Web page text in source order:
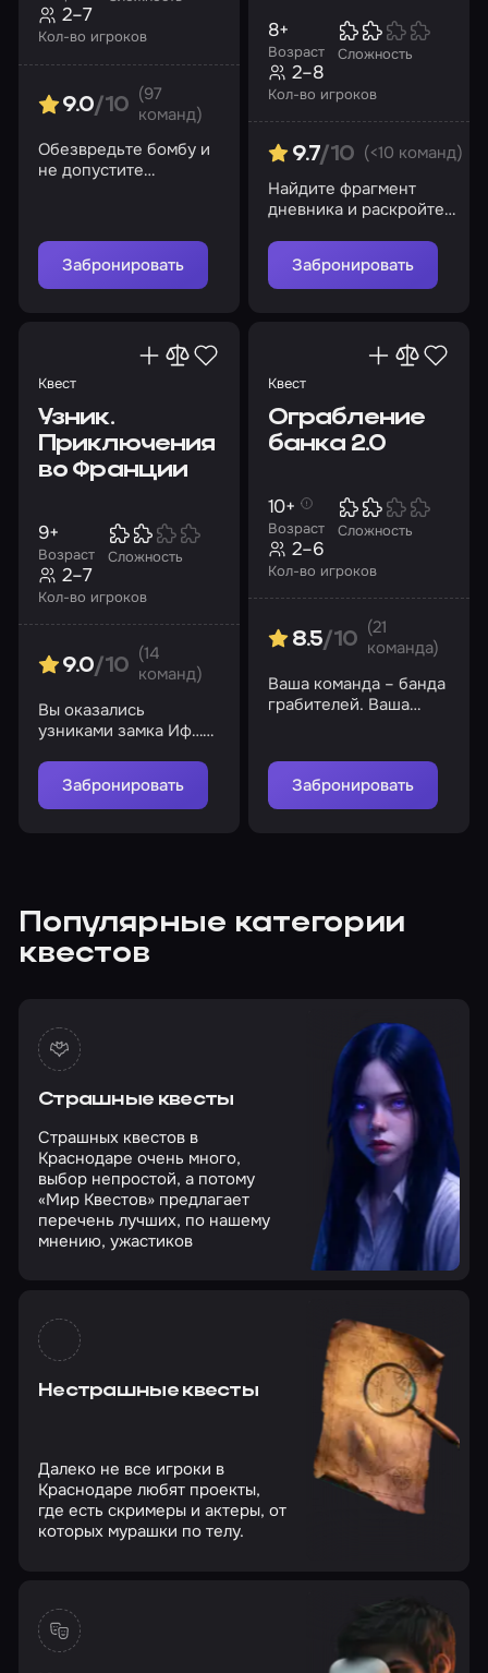
Кол-во игроков
2–7
9.0/10
(97
команд)
Обезвредьте бомбу и
не допустите
Забронировать
Возраст
8+
Сложность
Кол-во игроков
2–8
9.7/10 (<10 команд)
Найдите фрагмент
дневника и раскройте
Забронировать
Квест
Узник.
Приключения
во Франции
Возраст
9+
Сложность
Кол-во игроков
2–7
9.0/10
(14
команд)
Вы оказались
узниками замка Иф…
ведь из этой камеры
уже совершали побег
Забронировать
Квест
Ограбление
банка 2.0
Возраст
10+
Сложность
Кол-во игроков
2–6
8.5/10
(21
команда)
Ваша команда – банда
грабителей. Ваша
Забронировать
Популярные категории
квестов
Страшные квесты
Страшных квестов в
Краснодаре очень много,
выбор непростой, а потому
«Мир Квестов» предлагает
перечень лучших, по нашему
мнению, ужастиков
Нестрашные квесты
Далеко не все игроки в
Краснодаре любят проекты,
где есть скримеры и актеры, от
которых мурашки по телу.